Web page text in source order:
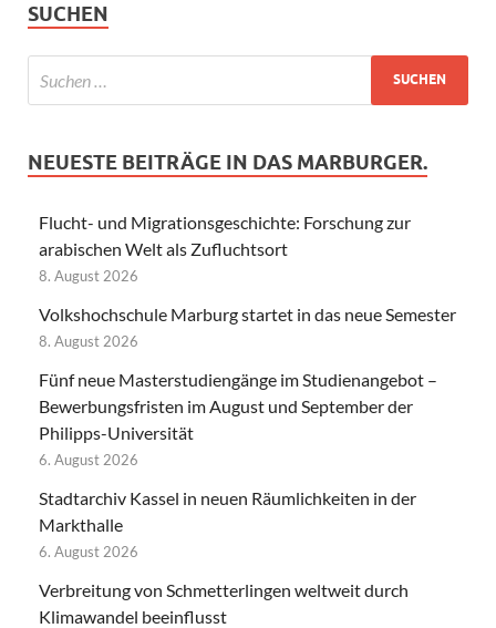
SUCHEN
NEUESTE BEITRÄGE IN DAS MARBURGER.
Flucht- und Migrationsgeschichte: Forschung zur
arabischen Welt als Zufluchtsort
8. August 2026
Volkshochschule Marburg startet in das neue Semester
8. August 2026
Fünf neue Masterstudiengänge im Studienangebot –
Bewerbungsfristen im August und September der
Philipps-Universität
6. August 2026
Stadtarchiv Kassel in neuen Räumlichkeiten in der
Markthalle
6. August 2026
Verbreitung von Schmetterlingen weltweit durch
Klimawandel beeinflusst